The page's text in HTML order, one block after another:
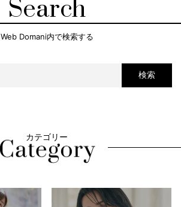
Search
Web Domani内で検索する
検索
カテゴリー